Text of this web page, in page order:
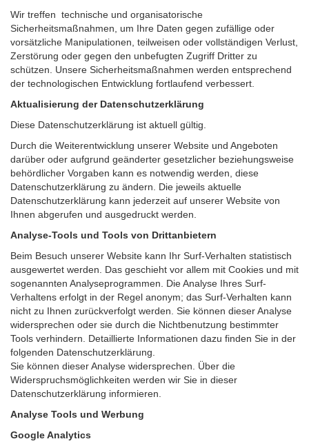
Wir treffen technische und organisatorische
Sicherheitsmaßnahmen, um Ihre Daten gegen zufällige oder
vorsätzliche Manipulationen, teilweisen oder vollständigen Verlust,
Zerstörung oder gegen den unbefugten Zugriff Dritter zu
schützen. Unsere Sicherheitsmaßnahmen werden entsprechend
der technologischen Entwicklung fortlaufend verbessert.
Aktualisierung der Datenschutzerklärung
Diese Datenschutzerklärung ist aktuell gültig.
Durch die Weiterentwicklung unserer Website und Angeboten
darüber oder aufgrund geänderter gesetzlicher beziehungsweise
behördlicher Vorgaben kann es notwendig werden, diese
Datenschutzerklärung zu ändern. Die jeweils aktuelle
Datenschutzerklärung kann jederzeit auf unserer Website von
Ihnen abgerufen und ausgedruckt werden.
Analyse-Tools und Tools von Drittanbietern
Beim Besuch unserer Website kann Ihr Surf-Verhalten statistisch
ausgewertet werden. Das geschieht vor allem mit Cookies und mit
sogenannten Analyseprogrammen. Die Analyse Ihres Surf-
Verhaltens erfolgt in der Regel anonym; das Surf-Verhalten kann
nicht zu Ihnen zurückverfolgt werden. Sie können dieser Analyse
widersprechen oder sie durch die Nichtbenutzung bestimmter
Tools verhindern. Detaillierte Informationen dazu finden Sie in der
folgenden Datenschutzerklärung.
Sie können dieser Analyse widersprechen. Über die
Widerspruchsmöglichkeiten werden wir Sie in dieser
Datenschutzerklärung informieren.
Analyse Tools und Werbung
Google Analytics